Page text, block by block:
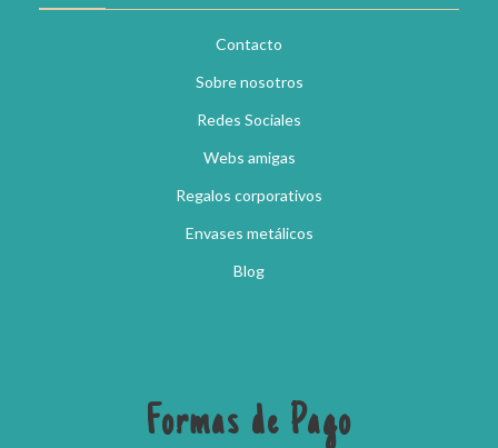
Contacto
Sobre nosotros
Redes Sociales
Webs amigas
Regalos corporativos
Envases metálicos
Blog
Formas de Pago